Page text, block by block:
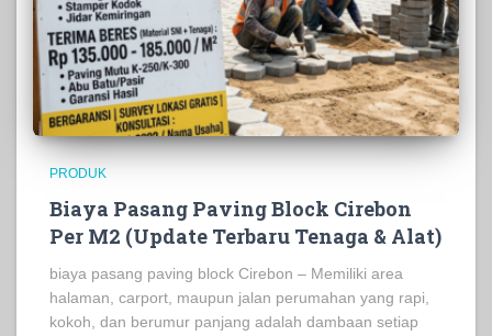
PRODUK
Biaya Pasang Paving Block Cirebon
Per M2 (Update Terbaru Tenaga & Alat)
biaya pasang paving block Cirebon – Memiliki area
halaman, carport, maupun jalan perumahan yang rapi,
kokoh, dan berumur panjang adalah dambaan setiap